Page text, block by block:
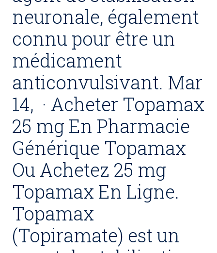
neuronale, également
connu pour être un
médicament
anticonvulsivant. Mar
14, · Acheter Topamax
25 mg En Pharmacie
Générique Topamax
Ou Achetez 25 mg
Topamax En Ligne.
Topamax
(Topiramate) est un